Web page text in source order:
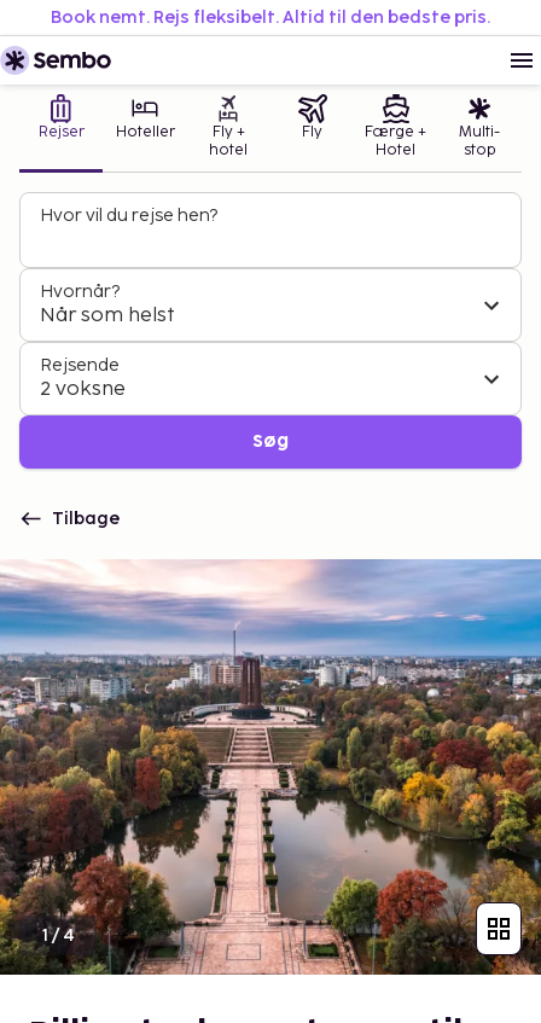
Book nemt. Rejs fleksibelt. Altid til den bedste pris.
Rejser Hoteller
Fly +
hotel
Fly
Færge +
Hotel
Multi-
stop
Hvor vil du rejse hen?
Hvornår?
Når som helst
Rejsende
2 voksne
Søg
Tilbage
1/4